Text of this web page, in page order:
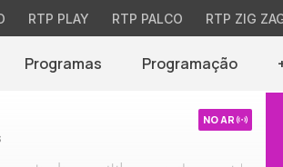
RTP PLAY RTP PALCO RTP ZIG
Programas Programação
NO AR